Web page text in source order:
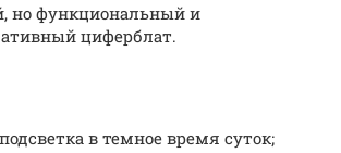
но функциональный и
циферблат.
в темное время суток;